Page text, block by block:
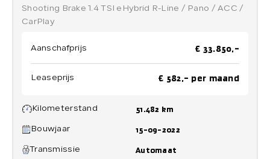
Contact
Direct contact
Direct contact
E-mail
Shooting Brake 1.4 TSI eHybrid R-Line / Pano / ACC /
CarPlay
Aanschafprijs € 33.850,-
Leaseprijs € 582,- per maand
Kilometerstand 51.482 km
Bouwjaar 15-09-2022
Transmissie Automaat